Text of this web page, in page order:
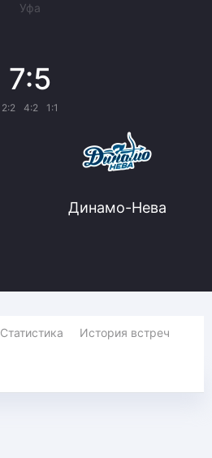
Уфа
7:5
2:2 4:2 1:1
Динамо-Нева
Статистика История встреч